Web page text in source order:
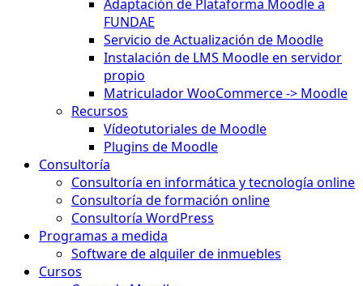
Adaptación de Plataforma Moodle a
FUNDAE
Servicio de Actualización de Moodle
Instalación de LMS Moodle en servidor
propio
Matriculador WooCommerce -> Moodle
Recursos
Vídeotutoriales de Moodle
Plugins de Moodle
Consultoría
Consultoría en informática y tecnología online
Consultoría de formación online
Consultoría WordPress
Programas a medida
Software de alquiler de inmuebles
Cursos